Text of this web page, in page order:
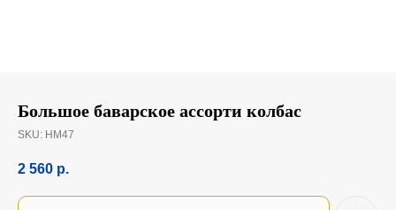
Большое баварское ассорти колбас
SKU: НМ47
2 560 р.